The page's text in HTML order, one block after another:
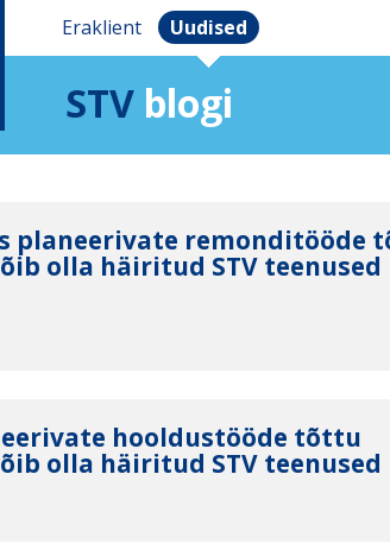
Eraklient Uudised
STV blogi
planeerivate remonditööde
olla häiritud STV teenused
hooldustööde tõttu
olla häiritud STV teenused